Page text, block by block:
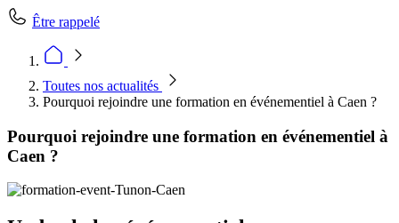
Être rappelé
Toutes nos actualités
Pourquoi rejoindre une formation en événementiel à Caen ?
Pourquoi rejoindre une formation en événementiel à
Caen ?